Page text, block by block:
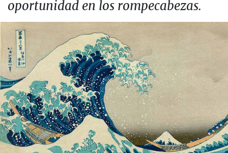
oportunidad en los rompecabezas.